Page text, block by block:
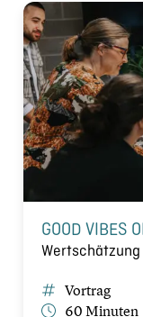
GOOD VIBES
Vortrag
60 Minuten